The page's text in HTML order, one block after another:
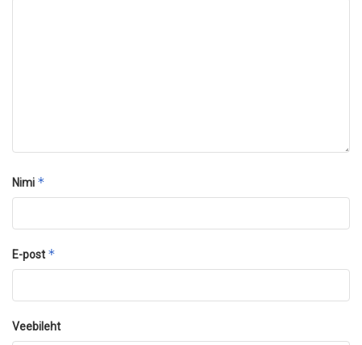
Nimi *
E-post *
Veebileht